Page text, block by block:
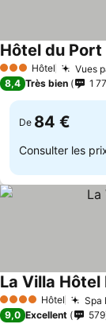
3 ÉtoilesHôtel Vues
Hôtel du Port
8,4 Très bien 1
De 84 €
Consulter les
4 Étoiles Hôtel Spa
La Villa Hôtel
9,0 Excellent 579